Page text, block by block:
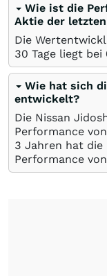
Wie ist die
Aktie der letzten
Die
30 Tage liegt bei
Wie hat sich
entwickelt?
Die Nissan
Performance
3 Jahren hat die
Performance von